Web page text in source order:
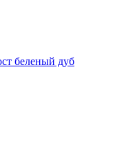
беленый дуб